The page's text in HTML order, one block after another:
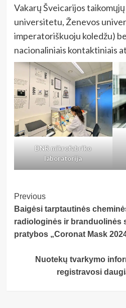
Vakarų Šveicarijos
universitetu, Ženevos
imperatoriškuoju koledžu)
nacionaliniais kontaktiniais
DNR mikrofabriko
laboratorija
Post
Navigation
Previous
Baigėsi tarptautinės
radiologinės ir branduolinės
pratybos „Coronat Mask
Nuotekų tvarkymo
registravosi